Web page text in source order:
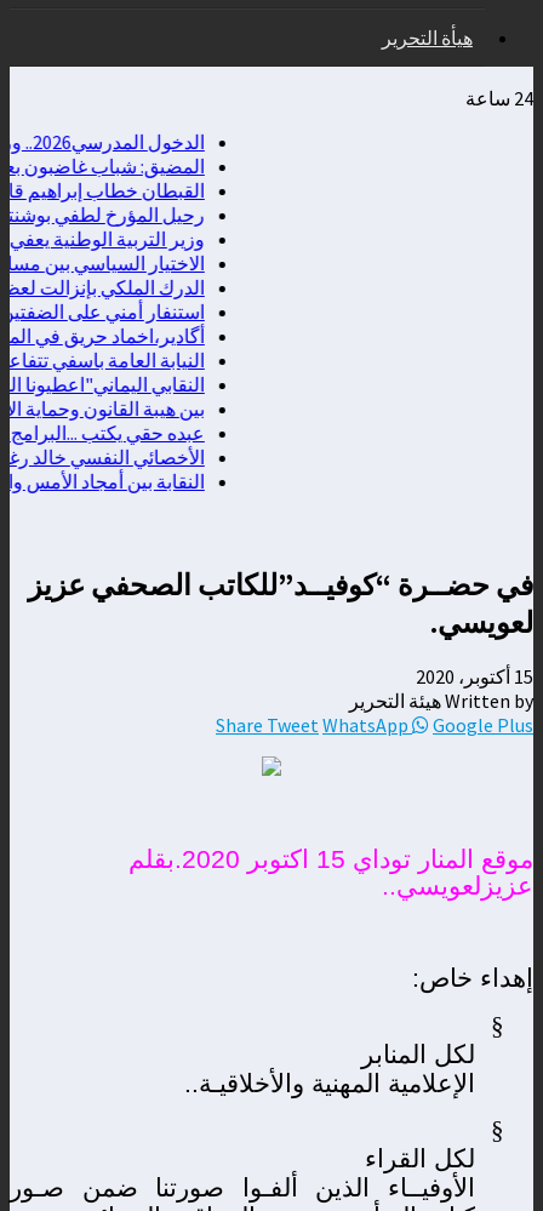
هيأة التحرير
24 ساعة
الدخول المدرسي2026.. وزارة التربية الوطنية تعلن موعد التحاق إلتلاميذ والأطرالإدارية والتربوية
المضيق: شباب غاضبون بعد
القبطان خطاب إبراهيم قائداً جديدا
رحيل المؤرخ لطفي بوشنتوف...
وزير التربية الوطنية يعفي
الاختيار السياسي بين مساندة
الدرك الملكي بإنزالت لعظم
استنفار أمني على الضفتين بسبب
أگادير،اخماد حريق في المنطقة
النيابة العامة باسفي تتفاعل
النقابي اليماني"اعطيونا الدعم
بين هيبة القانون وحماية
عبده حقي يكتب ...البرامج الذكية
الأخصائي النفسي خالد رغدان
النقابة بين أمجاد الأمس
في حضــرة “كوفيــد”للكاتب الصحفي عزيز
لعويسي.
15 أكتوبر، 2020
Written by هيئة التحرير
Share TweetWhatsApp Google Plus
موقع المنار توداي 15 اكتوبر 2020.بقلم
عزيزلعويسي..
إهداء خاص:
§
لكل المنابر
الإعلامية المهنية والأخلاقيـة..
§
لكل القراء
الأوفيــاء الذين ألفـوا صورتنا ضمن صـور